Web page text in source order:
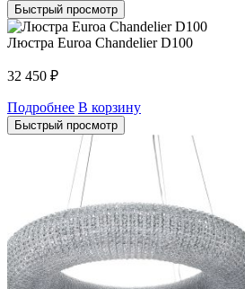
Быстрый просмотр
Люстра Euroa Chandelier D100
32 450 ₽
Подробнее В корзину
Быстрый просмотр